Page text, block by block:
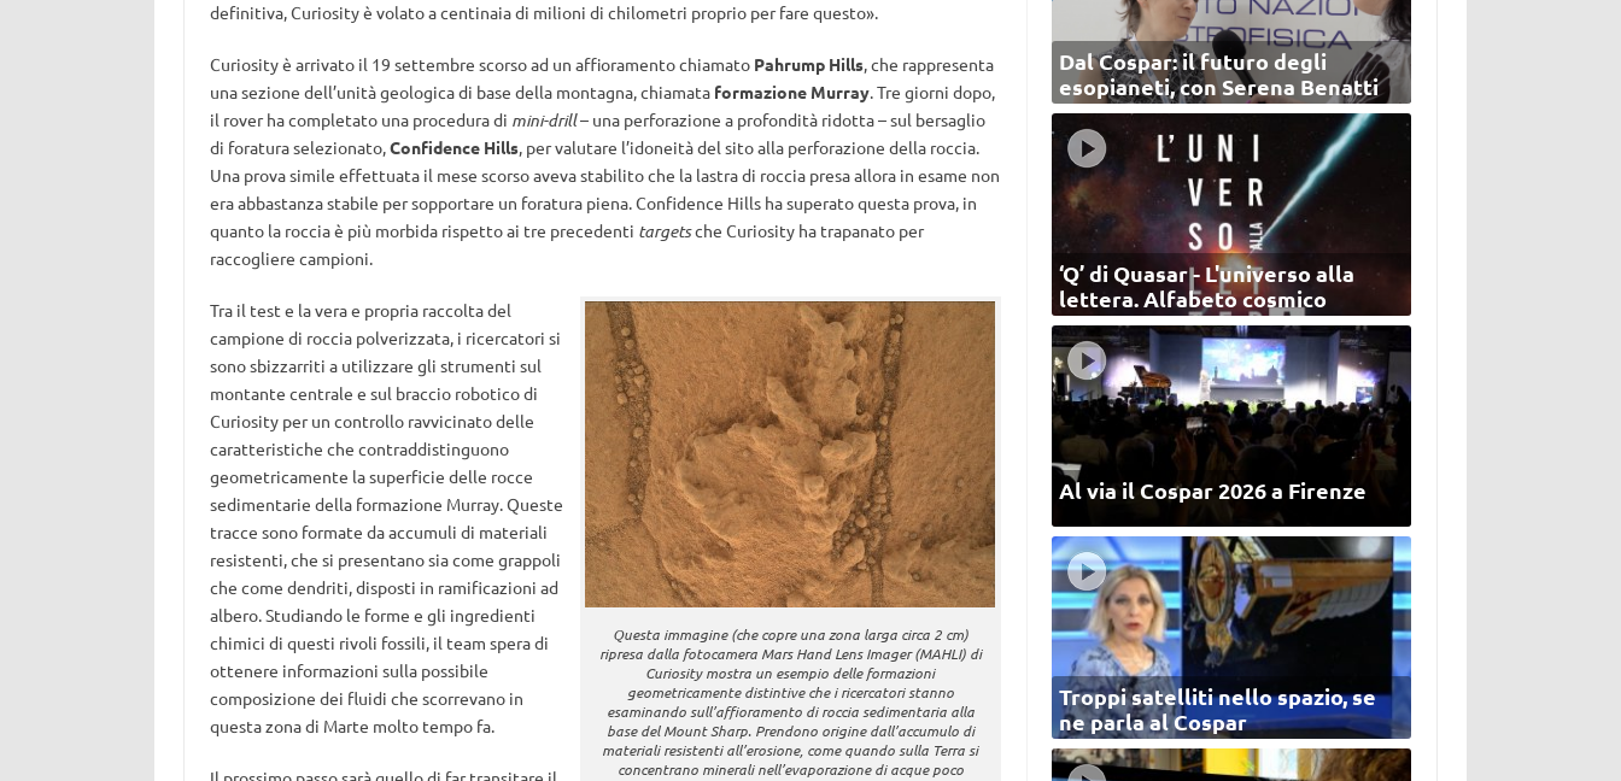
definitiva, Curiosity è volato a centinaia di milioni di chilometri proprio per fare questo».
Curiosity è arrivato il 19 settembre scorso ad un affioramento chiamato Pahrump Hills, che rappresenta
una sezione dell’unità geologica di base della montagna, chiamata formazione Murray. Tre giorni dopo,
il rover ha completato una procedura di mini-drill– una perforazione a profondità ridotta – sul bersaglio
di foratura selezionato,Confidence Hills, per valutare l’idoneità del sito alla perforazione della roccia.
Una prova simile effettuata il mese scorso aveva stabilito che la lastra di roccia presa allora in esame non
era abbastanza stabile per sopportare un foratura piena. Confidence Hills ha superato questa prova, in
quanto la roccia è più morbida rispetto ai tre precedenti targetsche Curiosity ha trapanato per
raccogliere campioni.
Questa immagine (che copre una zona larga circa 2 cm)
ripresa dalla fotocamera Mars Hand Lens Imager (MAHLI) di
Curiosity mostra un esempio delle formazioni
geometricamente distintive che i ricercatori stanno
esaminando sull’affioramento di roccia sedimentaria alla
base del Mount Sharp. Prendono origine dall’accumulo di
materiali resistenti all’erosione, come quando sulla Terra si
concentrano minerali nell’evaporazione di acque poco
Tra il test e la vera e propria raccolta del
campione di roccia polverizzata, i ricercatori si
sono sbizzarriti a utilizzare gli strumenti sul
montante centrale e sul braccio robotico di
Curiosity per un controllo ravvicinato delle
caratteristiche che contraddistinguono
geometricamente la superficie delle rocce
sedimentarie della formazione Murray. Queste
tracce sono formate da accumuli di materiali
resistenti, che si presentano sia come grappoli
che come dendriti, disposti in ramificazioni ad
albero. Studiando le forme e gli ingredienti
chimici di questi rivoli fossili, il team spera di
ottenere informazioni sulla possibile
composizione dei fluidi che scorrevano in
questa zona di Marte molto tempo fa.
Dal Cospar: il futuro degli
esopianeti, con Serena Benatti
‘Q’ di Quasar - L'universo alla
lettera. Alfabeto cosmico
Al via il Cospar 2026 a Firenze
Troppi satelliti nello spazio, se
ne parla al Cospar